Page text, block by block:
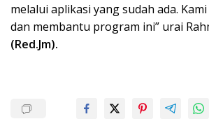
melalui aplikasi yang sudah ada.
dan membantu program ini” urai
(Red.Jm).